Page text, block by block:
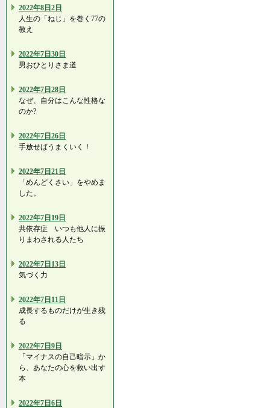
2022年8日2日
人生の「ねじ」を巻く77の
教え
2022年7日30日
男おひとりさま道
2022年7日28日
なぜ、自分はこんな性格な
のか?
2022年7日26日
手放せばうまくいく！
2022年7日21日
「めんどくさい」をやめま
した。
2022年7日19日
共依存症 いつも他人に振
りまわされる人たち
2022年7日13日
気づく力
2022年7日11日
成長するものだけが生き残
る
2022年7日9日
「マイナスの自己暗示」か
ら、あなたの心を救い出す
本
2022年7日6日